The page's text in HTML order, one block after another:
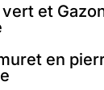
et
en